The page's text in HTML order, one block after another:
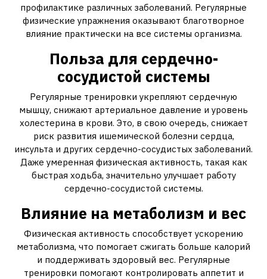
профилактике различных заболеваний. Регулярные
физические упражнения оказывают благотворное
влияние практически на все системы организма.
Польза для сердечно-
сосудистой системы
Регулярные тренировки укрепляют сердечную
мышцу‚ снижают артериальное давление и уровень
холестерина в крови. Это‚ в свою очередь‚ снижает
риск развития ишемической болезни сердца‚
инсульта и других сердечно-сосудистых заболеваний.
Даже умеренная физическая активность‚ такая как
быстрая ходьба‚ значительно улучшает работу
сердечно-сосудистой системы.
Влияние на метаболизм и вес
Физическая активность способствует ускорению
метаболизма‚ что помогает сжигать больше калорий
и поддерживать здоровый вес. Регулярные
тренировки помогают контролировать аппетит и